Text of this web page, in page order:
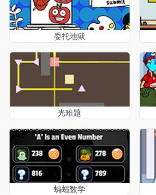
委托地狱
光难题
蝙蝠数学